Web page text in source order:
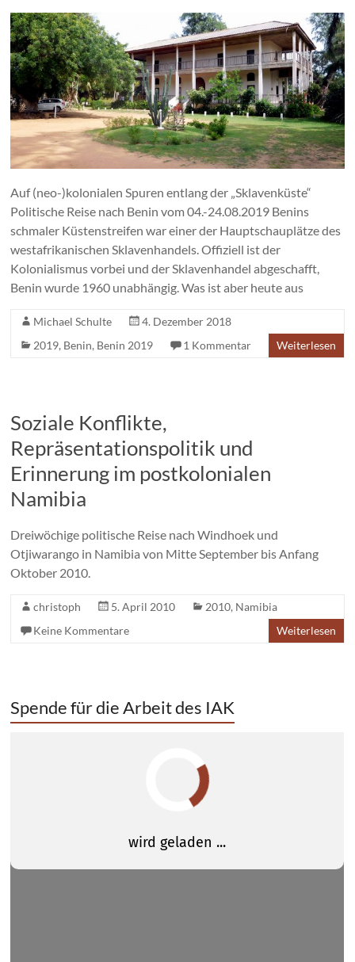
Auf (neo-)kolonialen Spuren entlang der „Sklavenküste“
Politische Reise nach Benin vom 04.-24.08.2019 Benins
schmaler Küstenstreifen war einer der Hauptschauplätze des
westafrikanischen Sklavenhandels. Offiziell ist der
Kolonialismus vorbei und der Sklavenhandel abgeschafft,
Benin wurde 1960 unabhängig. Was ist aber heute aus
Michael Schulte
4. Dezember 2018
2019, Benin, Benin 2019 1 Kommentar Weiterlesen
Soziale Konflikte,
Repräsentationspolitik und
Erinnerung im postkolonialen
Namibia
Dreiwöchige politische Reise nach Windhoek und
Otjiwarango in Namibia von Mitte September bis Anfang
Oktober 2010.
christoph 5. April 2010 2010, Namibia
Keine Kommentare
Weiterlesen
Spende für die Arbeit des IAK